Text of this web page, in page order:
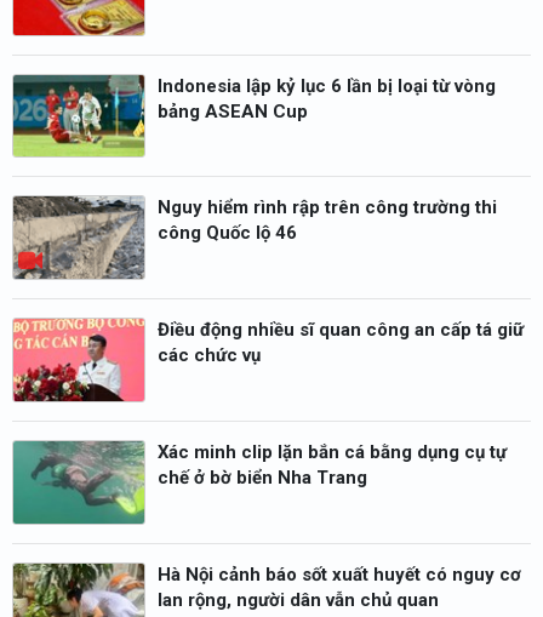
Indonesia lập kỷ lục 6 lần bị loại từ vòng
bảng ASEAN Cup
Nguy hiểm rình rập trên công trường thi
công Quốc lộ 46
Điều động nhiều sĩ quan công an cấp tá giữ
các chức vụ
Xác minh clip lặn bắn cá bằng dụng cụ tự
chế ở bờ biển Nha Trang
Hà Nội cảnh báo sốt xuất huyết có nguy cơ
lan rộng, người dân vẫn chủ quan